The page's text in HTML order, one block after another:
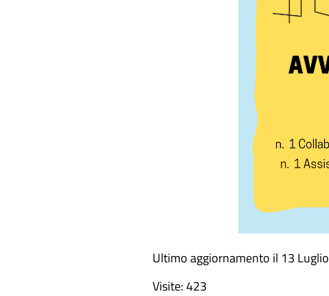
Ultimo aggiornamento il 13
Visite: 423